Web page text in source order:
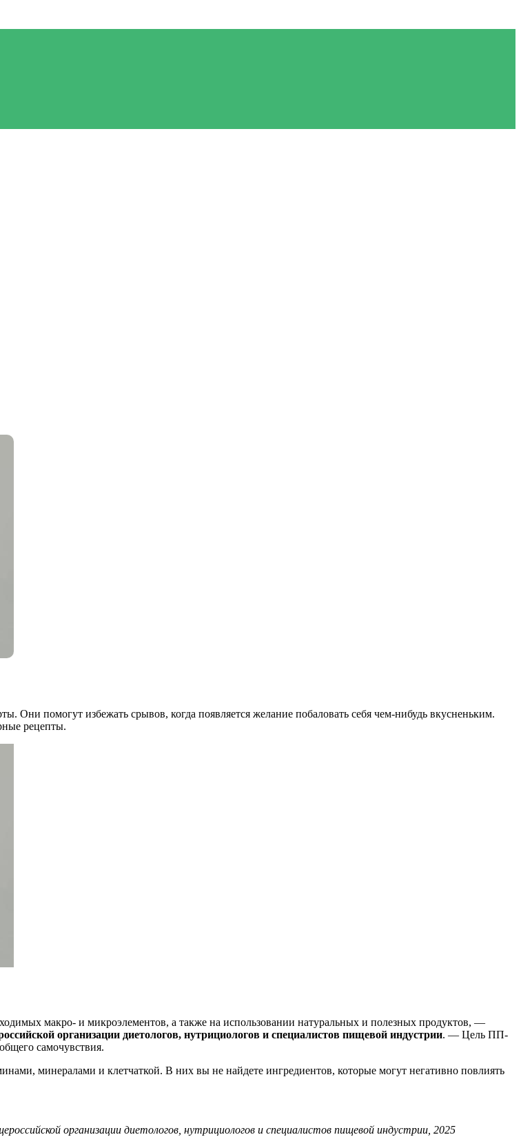
Они помогут избежать срывов, когда появляется желание побаловать себя чем-нибудь вкусненьким.
рецепты.
макро- и микроэлементов, а также на использовании натуральных и полезных продуктов, —
организации диетологов, нутрициологов и специалистов пищевой индустрии. — Цель ПП-
самочувствия.
минералами и клетчаткой. В них вы не найдете ингредиентов, которые могут негативно повлиять
организации диетологов, нутрициологов и специалистов пищевой индустрии, 2025